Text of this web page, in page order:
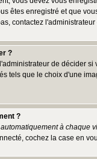
êtes enregistré et que
contactez
?
de décider
tels que le choix d'une
?
à chaque
cochez la case en